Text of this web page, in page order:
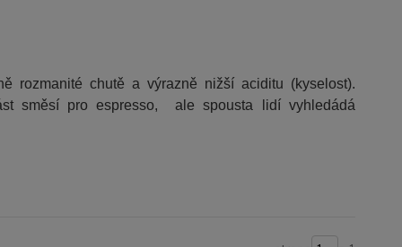
rozmanité chutě a výrazně nižší aciditu (kyselost).
směsí pro espresso, ale spousta lidí vyhledádá